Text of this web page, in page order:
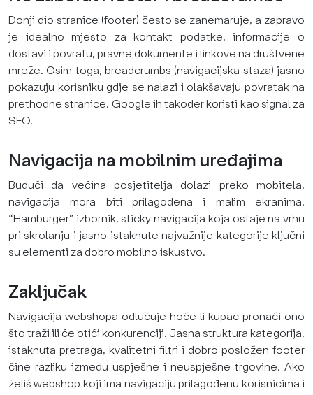
Donji dio stranice (footer) često se zanemaruje, a zapravo
je idealno mjesto za kontakt podatke, informacije o
dostavi i povratu, pravne dokumente i linkove na društvene
mreže. Osim toga, breadcrumbs (navigacijska staza) jasno
pokazuju korisniku gdje se nalazi i olakšavaju povratak na
prethodne stranice. Google ih također koristi kao signal za
SEO.
Navigacija na mobilnim uređajima
Budući da većina posjetitelja dolazi preko mobitela,
navigacija mora biti prilagođena i malim ekranima.
“Hamburger” izbornik, sticky navigacija koja ostaje na vrhu
pri skrolanju i jasno istaknute najvažnije kategorije ključni
su elementi za dobro mobilno iskustvo.
Zaključak
Navigacija webshopa odlučuje hoće li kupac pronaći ono
što traži ili će otići konkurenciji. Jasna struktura kategorija,
istaknuta pretraga, kvalitetni filtri i dobro posložen footer
čine razliku između uspješne i neuspješne trgovine. Ako
želiš webshop koji ima navigaciju prilagođenu korisnicima i